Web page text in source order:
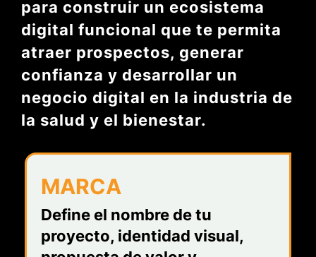
para construir un ecosistema
digital funcional que te permita
atraer prospectos, generar
confianza y desarrollar un
negocio digital en la industria de
la salud y el bienestar.
MARCA
Define el nombre de tu
proyecto, identidad visual,